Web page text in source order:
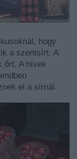
hogy
a szentsírt. A
őrt. A hívek
el a sírnál.